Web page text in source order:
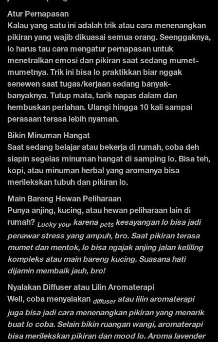
Atur Pernapasan
Kalau yang satu ini adalah trik atau cara menenangkan
pikiran yang wajib dikuasai semua orang. Seenggaknya,
lo harus tau cara mengatur pernapasan untuk
menetralkan emosi dan pikiran saat sedang mumet-
mumetnya. Trik ini bisa lo praktikkan biar nggak
senewen saat tugas/kerjaan sedang banyak-
banyaknya. Tutup mata, tarik napas dalam dan
hembuskan perlahan. Ulangi hingga 10 kali sampai
perasaan terasa lebih nyaman.
Bikin Minuman Hangat
Saat sedang belajar atau bekerja di rumah, coba deh
siapin segelas minuman hangat di samping lo. Bisa teh,
kopi, atau minuman herbal yang aromanya bisa
merilekskan tubuh dan pikiran lo.
Main Bareng Hewan Peliharaan
Punya anjing, kucing, atau hewan peliharaan lain di
rumah? Lucky you, karena petskesayangan lo bisa jadi
penawar stress yang ampuh, bro. Saat pikiran terasa
mumet dan mentok, lo bisa ngajak anjing jalan keliling
kompleks atau main bareng kucing. Suasana hati
dijamin membaik jauh, bro!
Nyalakan Diffuser atau Lilin Aromaterapi
Well, coba menyalakan diffuseratau lilin aromaterapi
juga bisa jadi cara menenangkan pikiran yang menarik
buat lo coba. Selain bikin ruangan wangi, aromaterapi
bisa merilekskan pikiran dan mood lo. Aroma lavender